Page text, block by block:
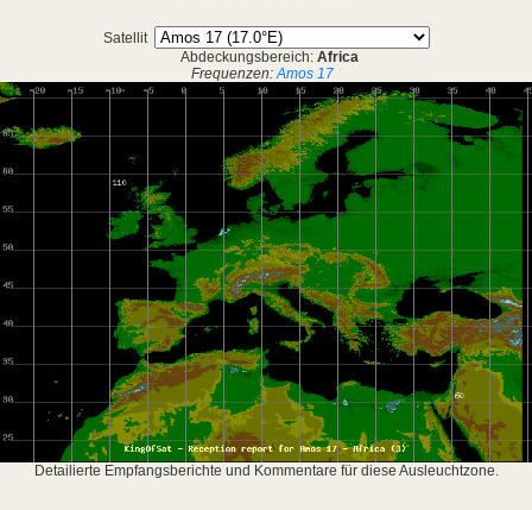
Satellit
Abdeckungsbereich: Africa
Frequenzen:Amos 17
Detailierte Empfangsberichte und Kommentare für diese Ausleuchtzone.